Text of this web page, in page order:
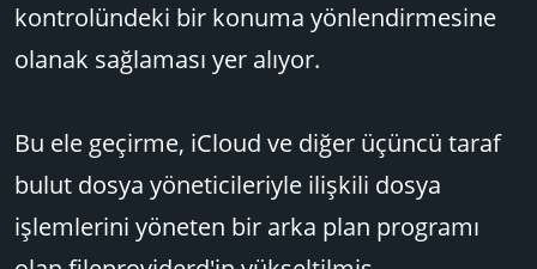
kontrolündeki bir konuma yönlendirmesine
olanak sağlaması yer alıyor.
Bu ele geçirme, iCloud ve diğer üçüncü taraf
bulut dosya yöneticileriyle ilişkili dosya
işlemlerini yöneten bir arka plan programı